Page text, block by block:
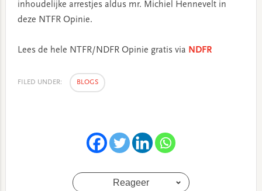
inhoudelijke arrestjes aldus mr. Michiel Hennevelt in
deze NTFR Opinie.
Lees de hele NTFR/NDFR Opinie gratis via NDFR
FILED UNDER: BLOGS
Reageer